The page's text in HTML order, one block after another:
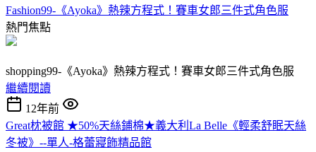
Fashion99-《Ayoka》熱辣方程式！賽車女郎三件式角色服
熱門焦點
shopping99-《Ayoka》熱辣方程式！賽車女郎三件式角色服
繼續閱讀
12年前
Great枕被館 ★50%天絲鋪棉★義大利La Belle《輕柔舒眠天絲
冬被》--單人-格蕾寢飾精品館